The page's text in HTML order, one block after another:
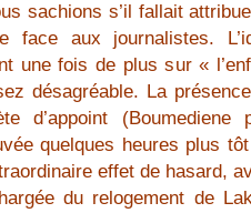
sachions s’il fallait
face aux journalistes.
une fois de plus sur «
désagréable. La
d’appoint
quelques heures plus
effet de hasard,
du relogement de